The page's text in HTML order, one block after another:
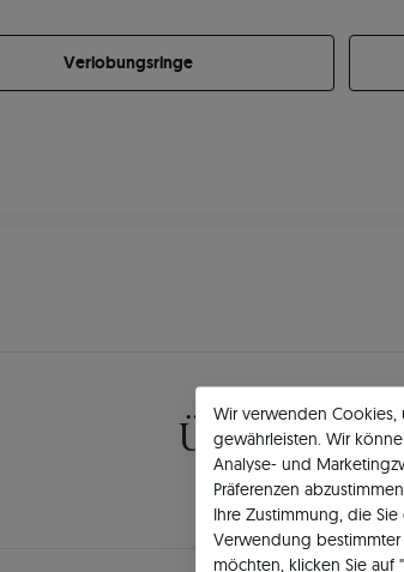
Verlobungsringe
Über11 4845
Wir verwenden
gewährleisten. Wir
Analyse- und
Präferenzen
Ihre Zustimmung, die
Verwendung
möchten, klicken Sie auf